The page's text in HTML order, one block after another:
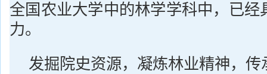
全国农业大学中的林学学科中，已经
力。
发掘院史资源，凝炼林业精神，